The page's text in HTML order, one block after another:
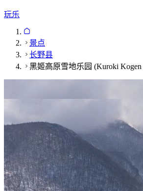
玩乐
景点
长野县
黑姬高原雪地乐园 (Kuroki Kogen